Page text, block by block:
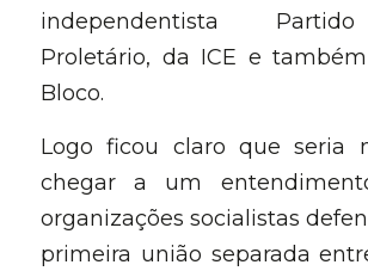
independentista
Proletário, da ICE e
Bloco.
Logo ficou claro que seria
chegar a um
organizações socialistas
primeira união separada